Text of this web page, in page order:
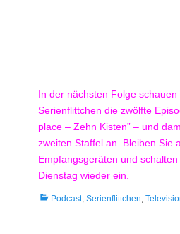
In der nächsten Folge schauen
Serienflittchen die zwölfte
place – Zehn Kisten” – und
zweiten Staffel an. Bleiben Sie
Empfangsgeräten und
Dienstag wieder ein.
Kategorien
Podcast, Serienflittchen,